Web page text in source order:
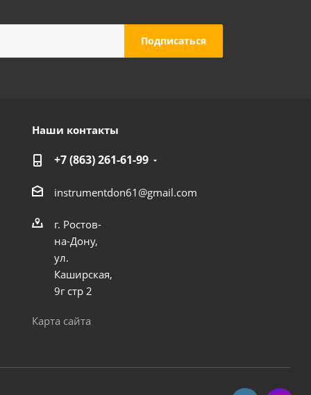
Наши контакты
+7 (863) 261-61-99
instrumentdon61@gmail.com
г. Ростов-
на-Дону,
ул.
Каширская,
9г стр 2
Карта сайта